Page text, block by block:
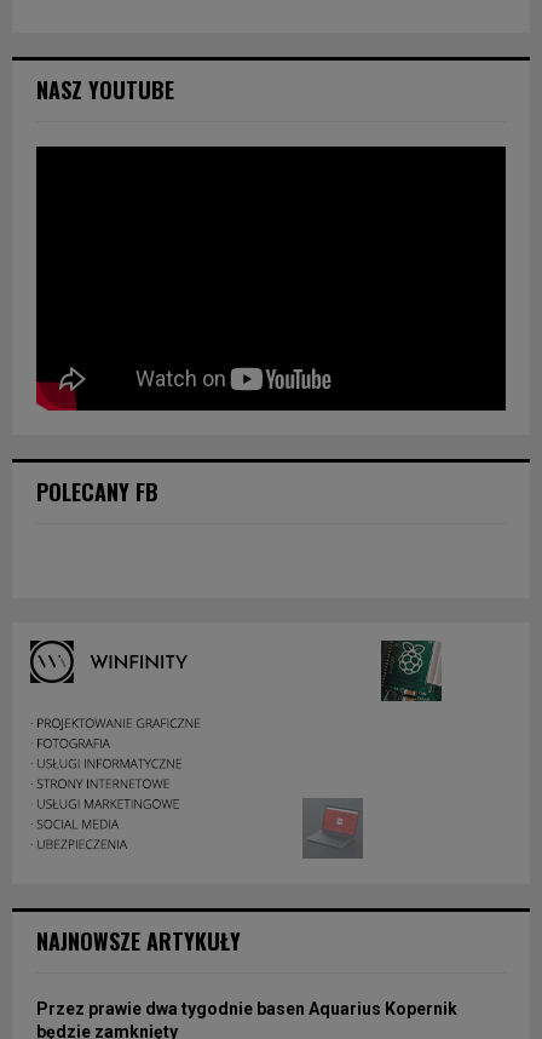
NASZ YOUTUBE
POLECANY FB
NAJNOWSZE ARTYKUŁY
Przez prawie dwa tygodnie basen Aquarius Kopernik
będzie zamknięty